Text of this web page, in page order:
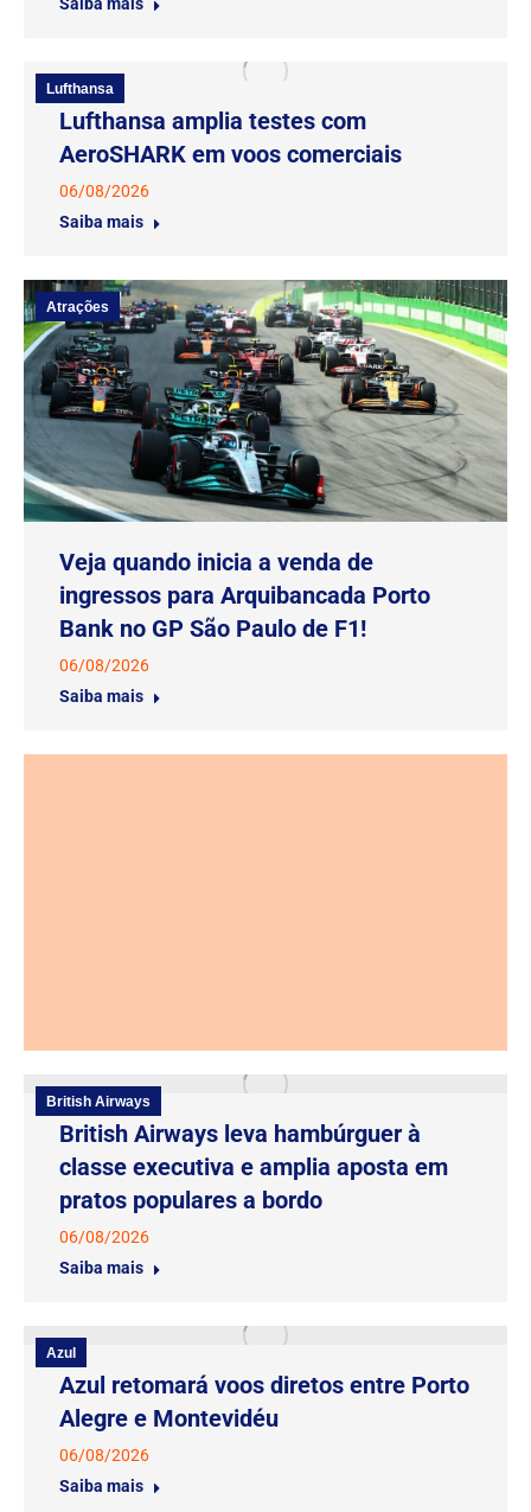
Lufthansa
Lufthansa amplia testes com
AeroSHARK em voos comerciais
06/08/2026
Saiba mais
Atrações
Veja quando inicia a venda de
ingressos para Arquibancada Porto
Bank no GP São Paulo de F1!
06/08/2026
Saiba mais
British Airways
British Airways leva hambúrguer à
classe executiva e amplia aposta em
pratos populares a bordo
06/08/2026
Saiba mais
Azul
Azul retomará voos diretos entre Porto
Alegre e Montevidéu
06/08/2026
Saiba mais